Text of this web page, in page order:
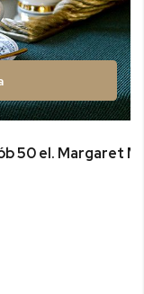
50 el. Margaret